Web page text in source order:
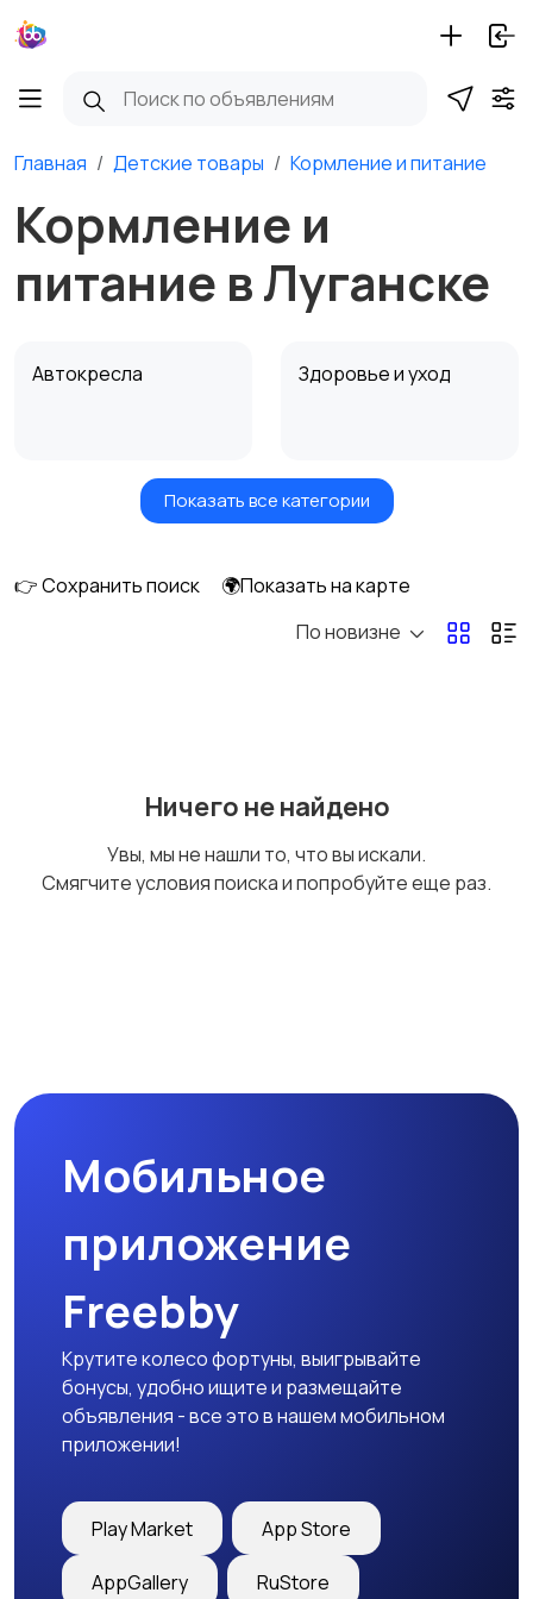
Главная Детские товары Кормление и питание
Кормление и
питание в Луганске
Автокресла Здоровье и уход
Игрушки и игры Детские коляски
Купание
Детская одежда Детская обувь
Детский транспорт
Показать все категории
👉 Сохранить поиск
🌍Показать на карте
По новизне
Ничего не найдено
Увы, мы не нашли то, что вы искали.
Смягчите условия поиска и попробуйте еще раз.
Мобильное
приложение
Freebby
Крутите колесо фортуны, выигрывайте
бонусы, удобно ищите и размещайте
объявления - все это в нашем мобильном
приложении!
Play Market App Store
AppGallery RuStore